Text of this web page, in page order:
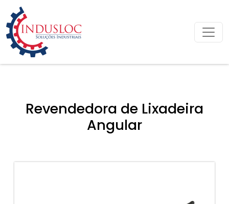
Revendedora de Lixadeira
Angular